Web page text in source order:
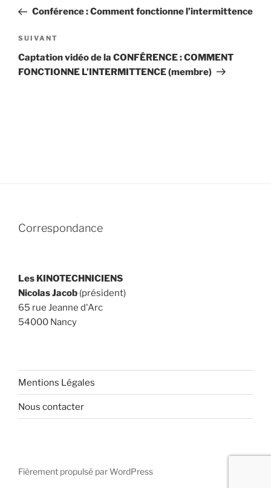
l’article
précédent
Conférence : Comment fonctionne l’intermittence
Article
suivant
SUIVANT
Captation vidéo de la CONFÉRENCE : COMMENT
FONCTIONNE L’INTERMITTENCE (membre)
Correspondance
Les KINOTECHNICIENS
Nicolas Jacob (président)
65 rue Jeanne d'Arc
54000 Nancy
Mentions Légales
Nous contacter
Fièrement propulsé par WordPress